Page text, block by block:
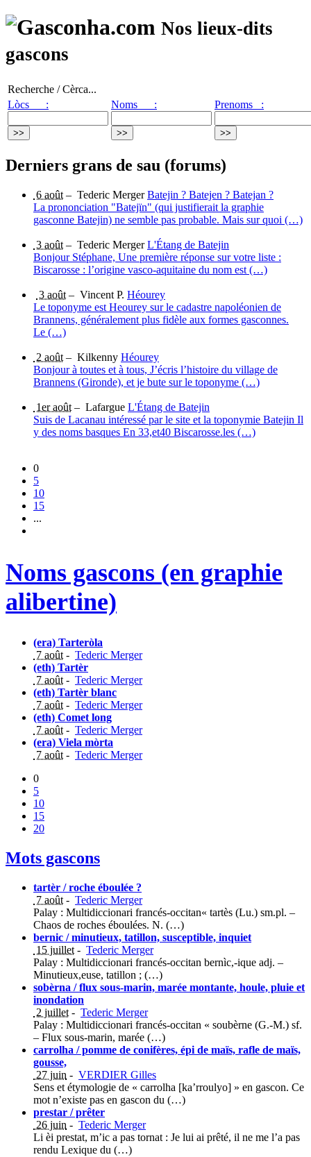
Nos lieux-dits
gascons
Recherche / Cèrca...
Lòcs :
Noms : Prenoms :
Derniers grans de sau (forums)
6 août – Tederic Merger Batejin ? Batejen ? Batejan ?
La prononciation "Batejïn" (qui justifierait la graphie
gasconne Batejin) ne semble pas probable. Mais sur quoi (…)
3 août – Tederic Merger L'Étang de Batejin
Bonjour Stéphane, Une première réponse sur votre liste :
Biscarosse : l’origine vasco-aquitaine du nom est (…)
3 août – Vincent P. Héourey
Le toponyme est Heourey sur le cadastre napoléonien de
Brannens, généralement plus fidèle aux formes gasconnes.
Le (…)
2 août – Kilkenny Héourey
Bonjour à toutes et à tous, J’écris l’histoire du village de
Brannens (Gironde), et je bute sur le toponyme (…)
1er août – Lafargue L'Étang de Batejin
Suis de Lacanau intéressé par le site et la toponymie Batejin Il
y des noms basques En 33,et40 Biscarosse.les (…)
0
5
10
15
...
Noms gascons (en graphie
alibertine)
(era) Tarteròla
7 août- Tederic Merger
(eth) Tartèr
7 août- Tederic Merger
(eth) Tartèr blanc
7 août- Tederic Merger
(eth) Comet long
7 août- Tederic Merger
(era) Viela mòrta
7 août- Tederic Merger
0
5
10
15
20
Mots gascons
tartèr / roche éboulée ?
7 août - Tederic Merger
Palay : Multidiccionari francés-occitan« tartès (Lu.) sm.pl. –
Chaos de roches éboulées. N. (…)
bernic / minutieux, tatillon, susceptible, inquiet
15 juillet - Tederic Merger
Palay : Multidiccionari francés-occitan bernìc,-ique adj. –
Minutieux,euse, tatillon ; (…)
sobèrna / flux sous-marin, marée montante, houle, pluie et
inondation
2 juillet - Tederic Merger
Palay : Multidiccionari francés-occitan « soubèrne (G.-M.) sf.
– Flux sous-marin, marée (…)
carrolha / pomme de conifères, épi de maïs, rafle de maïs,
gousse,
27 juin - VERDIER Gilles
Sens et étymologie de « carrolha [ka’rroulyo] » en gascon. Ce
mot n’existe pas en gascon du (…)
prestar / prêter
26 juin - Tederic Merger
Li èi prestat, m’ic a pas tornat : Je lui ai prêté, il ne me l’a pas
rendu Lexique du (…)